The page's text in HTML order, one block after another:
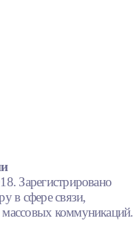
Зарегистрировано
в сфере связи,
коммуникаций.